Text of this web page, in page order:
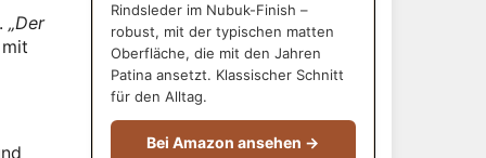
„Der
Rindsleder im Nubuk-Finish –
robust, mit der typischen matten
Oberfläche, die mit den Jahren
Patina ansetzt. Klassischer Schnitt
für den Alltag.
Bei Amazon ansehen →